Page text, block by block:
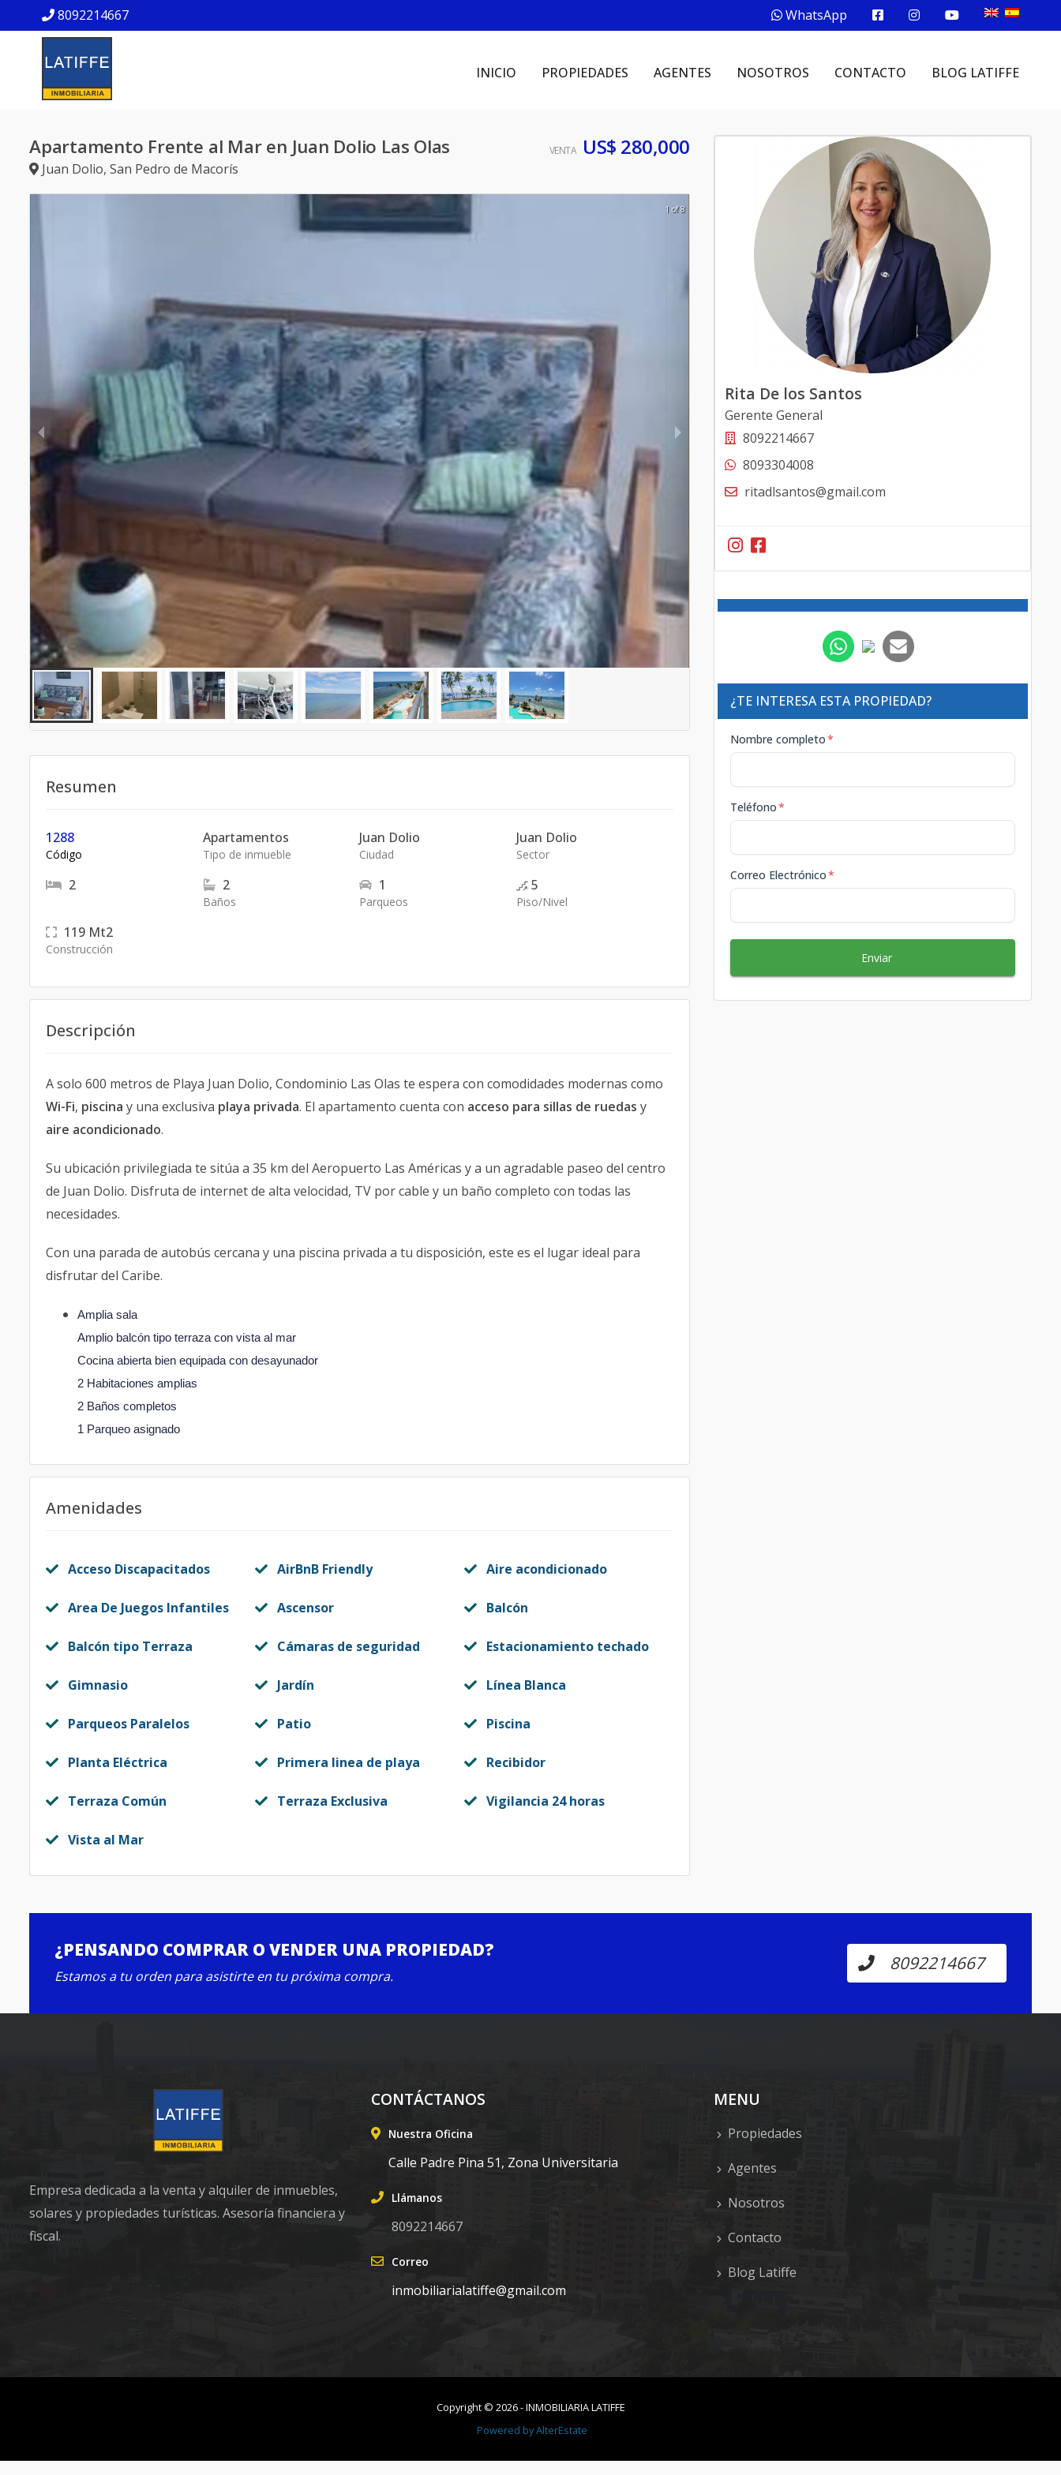
8092214667 WhatsApp
INICIO PROPIEDADES AGENTES NOSOTROS CONTACTO BLOG LATIFFE
Apartamento Frente al Mar en Juan Dolio Las Olas
Juan Dolio, San Pedro de Macorís
VENTA US$ 280,000
1 of 8
Resumen
1288
Código
Apartamentos
Tipo de inmueble
Juan Dolio
Ciudad
Juan Dolio
Sector
2 2
Baños
1
Parqueos
5
Piso/Nivel
119 Mt2
Construcción
Descripción
A solo 600 metros de Playa Juan Dolio, Condominio Las Olas te espera con comodidades modernas como
Wi-Fi, piscina y una exclusiva playa privada. El apartamento cuenta con acceso para sillas de ruedas y
aire acondicionado.
Su ubicación privilegiada te sitúa a 35 km del Aeropuerto Las Américas y a un agradable paseo del centro
de Juan Dolio. Disfruta de internet de alta velocidad, TV por cable y un baño completo con todas las
necesidades.
Con una parada de autobús cercana y una piscina privada a tu disposición, este es el lugar ideal para
disfrutar del Caribe.
Amplia sala
Amplio balcón tipo terraza con vista al mar
Cocina abierta bien equipada con desayunador
2 Habitaciones amplias
2 Baños completos
1 Parqueo asignado
Amenidades
Acceso Discapacitados AirBnB Friendly Aire acondicionado
Area De Juegos Infantiles Ascensor Balcón
Balcón tipo Terraza Cámaras de seguridad Estacionamiento techado
Gimnasio Jardín Línea Blanca
Parqueos Paralelos Patio Piscina
Planta Eléctrica Primera linea de playa Recibidor
Terraza Común Terraza Exclusiva Vigilancia 24 horas
Vista al Mar
Rita De los Santos
Gerente General
8092214667
8093304008
ritadlsantos@gmail.com
¿TE INTERESA ESTA PROPIEDAD?
Nombre completo*
Teléfono*
Correo Electrónico*
Enviar
¿PENSANDO COMPRAR O VENDER UNA PROPIEDAD?
Estamos a tu orden para asistirte en tu próxima compra.
8092214667
Empresa dedicada a la venta y alquiler de inmuebles,
solares y propiedades turísticas. Asesoría financiera y
fiscal.
CONTÁCTANOS
Nuestra Oficina
Calle Padre Pina 51, Zona Universitaria
Llámanos
8092214667
Correo
inmobiliarialatiffe@gmail.com
MENU
Propiedades
Agentes
Nosotros
Contacto
Blog Latiffe
Copyright © 2026-INMOBILIARIA LATIFFE
Powered byAlterEstate